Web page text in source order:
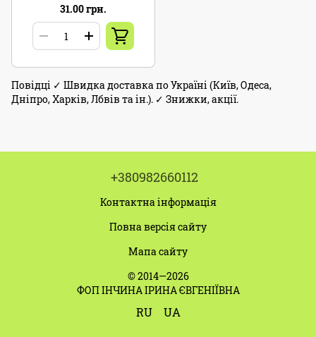
31.00 грн.
Повідці ✓ Швидка доставка по Україні (Київ, Одеса,
Дніпро, Харків, Лбвів та ін.). ✓ Знижки, акції.
+380982660112
Контактна інформація
Повна версія сайту
Мапа сайту
© 2014—2026
ФОП ІНЧИНА ІРИНА ЄВГЕНІЇВНА
RU UA